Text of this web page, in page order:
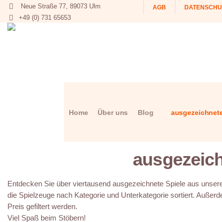
AGB
Neue Straße 77, 89073 Ulm
+49 (0) 731 65653
Home Über uns Blog
Entdecken Sie über viertausend ausgezeichnete Spiele aus
die Spielzeuge nach Kategorie und Unterkategorie sortiert.
Preis gefiltert werden.
Viel Spaß beim Stöbern!